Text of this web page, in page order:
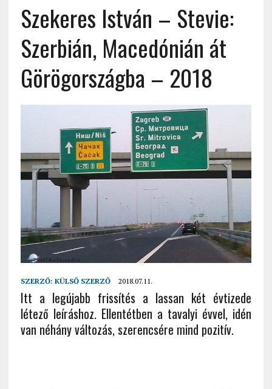
Szekeres István – Stevie:
Szerbián, Macedónián át
Görögországba – 2018
SZERZŐ: KÜLSŐ SZERZŐ 2018.07.11.
Itt a legújabb frissítés a lassan két évtizede
létező leíráshoz. Ellentétben a tavalyi évvel, idén
van néhány változás, szerencsére mind pozitív.